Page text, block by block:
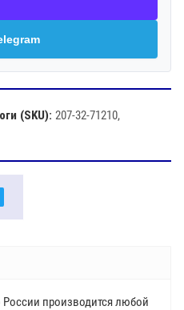
(SKU): 207-32-71210,
России производится любой